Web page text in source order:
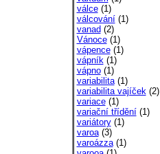
válce(1)
válcování(1)
vanad (2)
Vánoce(1)
vápence(1)
vápník(1)
vápno(1)
variabilita(1)
variabilita vajíček(2)
variace(1)
variační třídění(1)
variátory(1)
varoa(3)
varoázza(1)